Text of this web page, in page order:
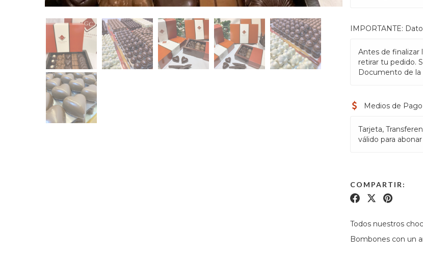
IMPORTANTE:
Antes de finalizar
retirar tu pedido.
Documento de la
Medios de Pago
Tarjeta,
válido para
COMPARTIR:
Todos nuestros
Bombones con un